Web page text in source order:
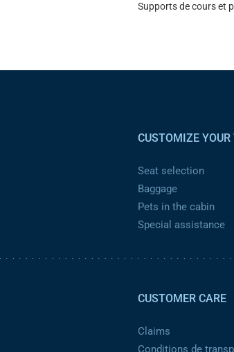
Supports de cours et
CUSTOMIZE YOUR
Seat selection
Baggage
Pets in the cabin
Special assistance
CUSTOMER CARE
Claims
Conditions de